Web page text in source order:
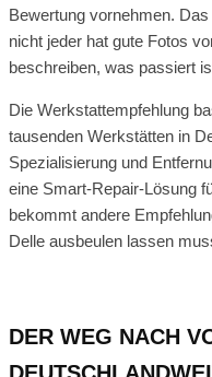
Bewertung vornehmen.
nicht jeder hat gute Fotos
beschreiben, was passiert
Die Werkstattempfehlung
tausenden Werkstätten in
Spezialisierung und
eine Smart-Repair-Lösung
bekommt andere
Delle ausbeulen lassen
DER WEG NACH